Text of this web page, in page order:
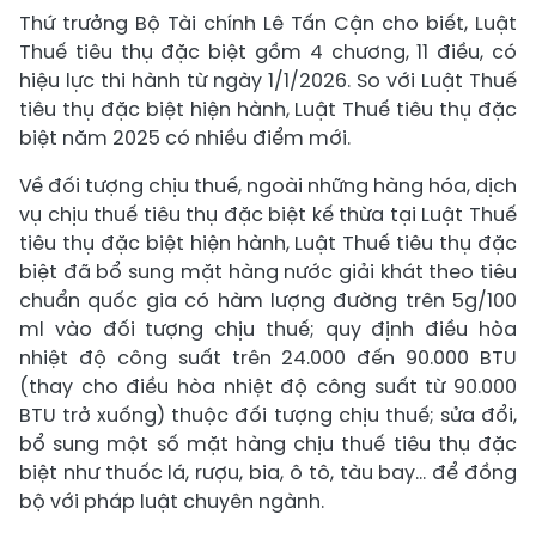
Thứ trưởng Bộ Tài chính Lê Tấn Cận cho biết, Luật
Thuế tiêu thụ đặc biệt gồm 4 chương, 11 điều, có
hiệu lực thi hành từ ngày 1/1/2026. So với Luật Thuế
tiêu thụ đặc biệt hiện hành, Luật Thuế tiêu thụ đặc
biệt năm 2025 có nhiều điểm mới.
Về đối tượng chịu thuế, ngoài những hàng hóa, dịch
vụ chịu thuế tiêu thụ đặc biệt kế thừa tại Luật Thuế
tiêu thụ đặc biệt hiện hành, Luật Thuế tiêu thụ đặc
biệt đã bổ sung mặt hàng nước giải khát theo tiêu
chuẩn quốc gia có hàm lượng đường trên 5g/100
ml vào đối tượng chịu thuế; quy định điều hòa
nhiệt độ công suất trên 24.000 đến 90.000 BTU
(thay cho điều hòa nhiệt độ công suất từ 90.000
BTU trở xuống) thuộc đối tượng chịu thuế; sửa đổi,
bổ sung một số mặt hàng chịu thuế tiêu thụ đặc
biệt như thuốc lá, rượu, bia, ô tô, tàu bay... để đồng
bộ với pháp luật chuyên ngành.